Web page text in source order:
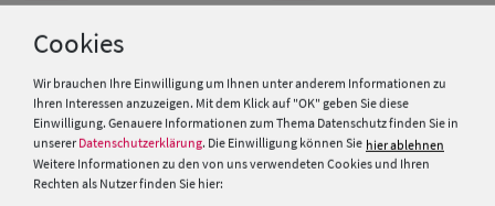
Cookies
Wir brauchen Ihre Einwilligung um Ihnen unter anderem Informationen zu
Ihren Interessen anzuzeigen. Mit dem Klick auf "OK" geben Sie diese
Einwilligung. Genauere Informationen zum Thema Datenschutz finden Sie in
unserer Datenschutzerklärung. Die Einwilligung können Sie hier ablehnen
Weitere Informationen zu den von uns verwendeten Cookies und Ihren
Rechten als Nutzer finden Sie hier: